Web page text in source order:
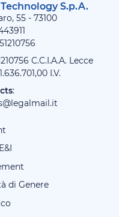
S.p.A.
55 - 73100
C.C.I.A.A. Lecce
I.V.
:
di Genere